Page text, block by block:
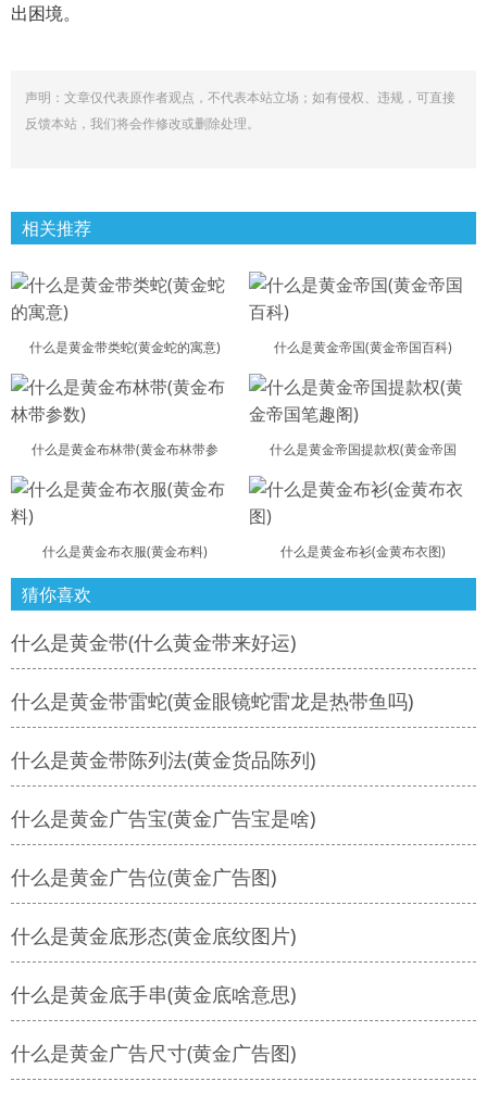
出困境。
声明：文章仅代表原作者观点，不代表本站立场；如有侵权、违规，可直接
反馈本站，我们将会作修改或删除处理。
相关推荐
什么是黄金带类蛇(黄金蛇的寓意) 什么是黄金帝国(黄金帝国百科)
什么是黄金布林带(黄金布林带参 什么是黄金帝国提款权(黄金帝国
什么是黄金布衣服(黄金布料) 什么是黄金布衫(金黄布衣图)
猜你喜欢
什么是黄金带(什么黄金带来好运)
什么是黄金带雷蛇(黄金眼镜蛇雷龙是热带鱼吗)
什么是黄金带陈列法(黄金货品陈列)
什么是黄金广告宝(黄金广告宝是啥)
什么是黄金广告位(黄金广告图)
什么是黄金底形态(黄金底纹图片)
什么是黄金底手串(黄金底啥意思)
什么是黄金广告尺寸(黄金广告图)